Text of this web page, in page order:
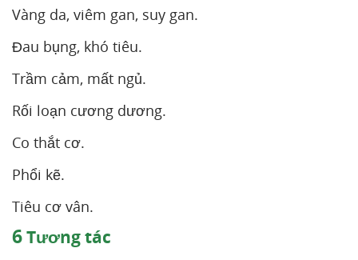
Vàng da, viêm gan, suy gan.
Đau bụng, khó tiêu.
Trầm cảm, mất ngủ.
Rối loạn cương dương.
Co thắt cơ.
Phổi kẽ.
Tiêu cơ vân.
6Tương tác